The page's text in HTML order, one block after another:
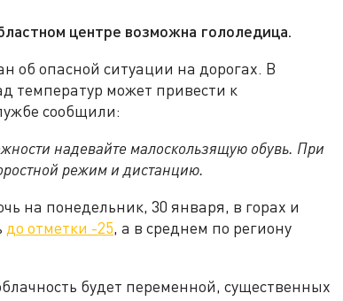
центре возможна гололедица.
об опасной ситуации на дорогах. В
температур может привести к
сообщили:
надевайте малоскользящую обувь. При
режим и дистанцию.
на понедельник, 30 января, в горах и
до отметки -25, а в среднем по региону
будет переменной, существенных